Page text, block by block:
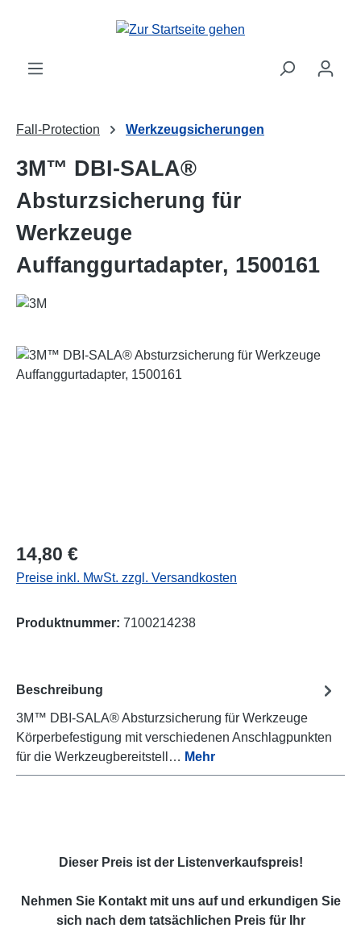
Zum Hauptinhalt springen
Fall-Protection Werkzeugsicherungen
3M™ DBI-SALA®
Absturzsicherung für
Werkzeuge
Auffanggurtadapter, 1500161
Bildergalerie überspringen
Regulärer Preis:
14,80 €
Preise inkl. MwSt. zzgl. Versandkosten
Produktnummer: 7100214238
Beschreibung
3M™ DBI-SALA® Absturzsicherung für Werkzeuge
Körperbefestigung mit verschiedenen Anschlagpunkten
für die Werkzeugbereitstell… Mehr
Dieser Preis ist der Listenverkaufspreis!
Nehmen Sie Kontakt mit uns auf und erkundigen Sie
sich nach dem tatsächlichen Preis für Ihr